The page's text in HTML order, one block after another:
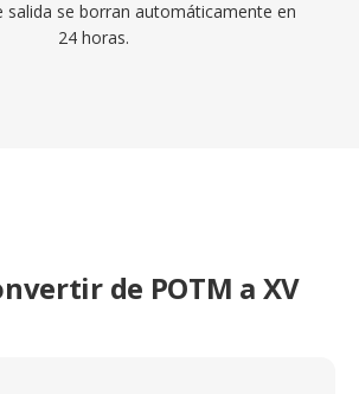
salida se borran automáticamente en
24 horas.
de POTM a XV